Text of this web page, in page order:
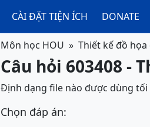
CÀI ĐẶT TIỆN ÍCH DONATE
Môn học HOU Thiết kế đồ họa
Câu hỏi 603408 -
Định dạng file nào được dùng
Chọn đáp án: